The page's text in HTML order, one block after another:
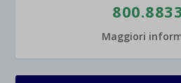
Maggiori